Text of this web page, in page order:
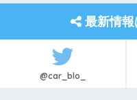
最新情報
@car_blo_